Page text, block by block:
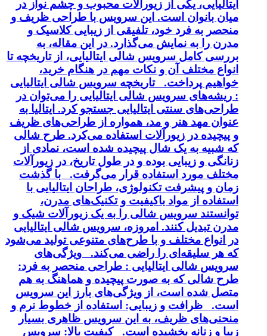
ایتالیایی، یکی از زیورآلات محبوب و چشم نواز در
میان بانوان است. این سرویس با طراحی ظریف و
منحصر به فرد خود، تلفیقی از زیبایی کلاسیک و
مدرن را به نمایش می‌گذارد. در این مقاله، به
بررسی کامل سرویس شالی ایتالیایی، از تاریخچه تا
انواع مختلف آن و نکات مهم در هنگام خرید،
خواهیم پرداخت. تاریخچه سرویس شالی ایتالیایی
: ریشه‌های سرویس شالی ایتالیایی را می‌توان در
طراحی‌های سنتی ایتالیایی جستجو کرد. ایتالیا به
عنوان مهد هنر و مد، همواره از طراحی‌های ظریف
و پیچیده در زیورآلات استفاده می‌کرد. طرح شالی
که شبیه به یک شال پیچیده شده است، نمادی از
زنانگی و زیبایی بوده و در طول تاریخ، در زیورآلات
مختلف مورد استفاده قرار می‌گرفت. با گذشت
زمان و پیشرفت تکنولوژی، طراحان ایتالیایی با
استفاده از مواد باکیفیت و تکنیک‌های مدرن،
توانستند سرویس شالی را به یک زیورآلات شیک و
مدرن تبدیل کنند. امروزه، سرویس شالی ایتالیایی
در انواع مختلف و با طرح‌های متنوعی تولید می‌شود
که هر سلیقه‌ای را راضی می‌کند. ویژگی‌های
سرویس شالی ایتالیایی : طراحی منحصر به فرد:
طرح شالی که به صورت پیچیده و هماهنگ به هم
متصل شده است، از ویژگی‌های بارز این سرویس
است. ظرافت و زیبایی: استفاده از خطوط نرم و
منحنی‌های ظریف، به این سرویس ظاهری بسیار
زیبا و زنانه بخشیده است. کیفیت بالا: سرویس